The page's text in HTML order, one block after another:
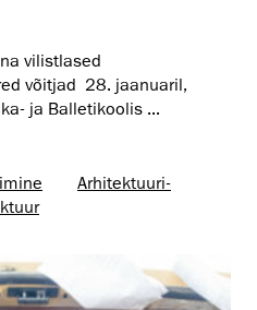
vilistlased
võitjad 28. jaanuaril,
ja Balletikoolis ...
Arhitektuuri­